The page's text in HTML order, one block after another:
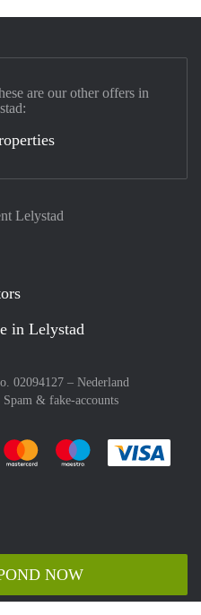
NOW
Lelystad
in Lelystad
02094127 – Nederland
Spam & fake-accounts
easily with :payment method
Pay easily with :payment
Pay easily with
are our other offers in